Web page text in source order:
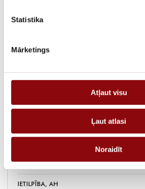
Statistika
Mārketings
Atļaut visu
Ļaut atlasi
Noraidīt
PIEVIENOT GROZAM
IZMĒRI
AKUMULATORA TIPS
IETILPĪBA, AH